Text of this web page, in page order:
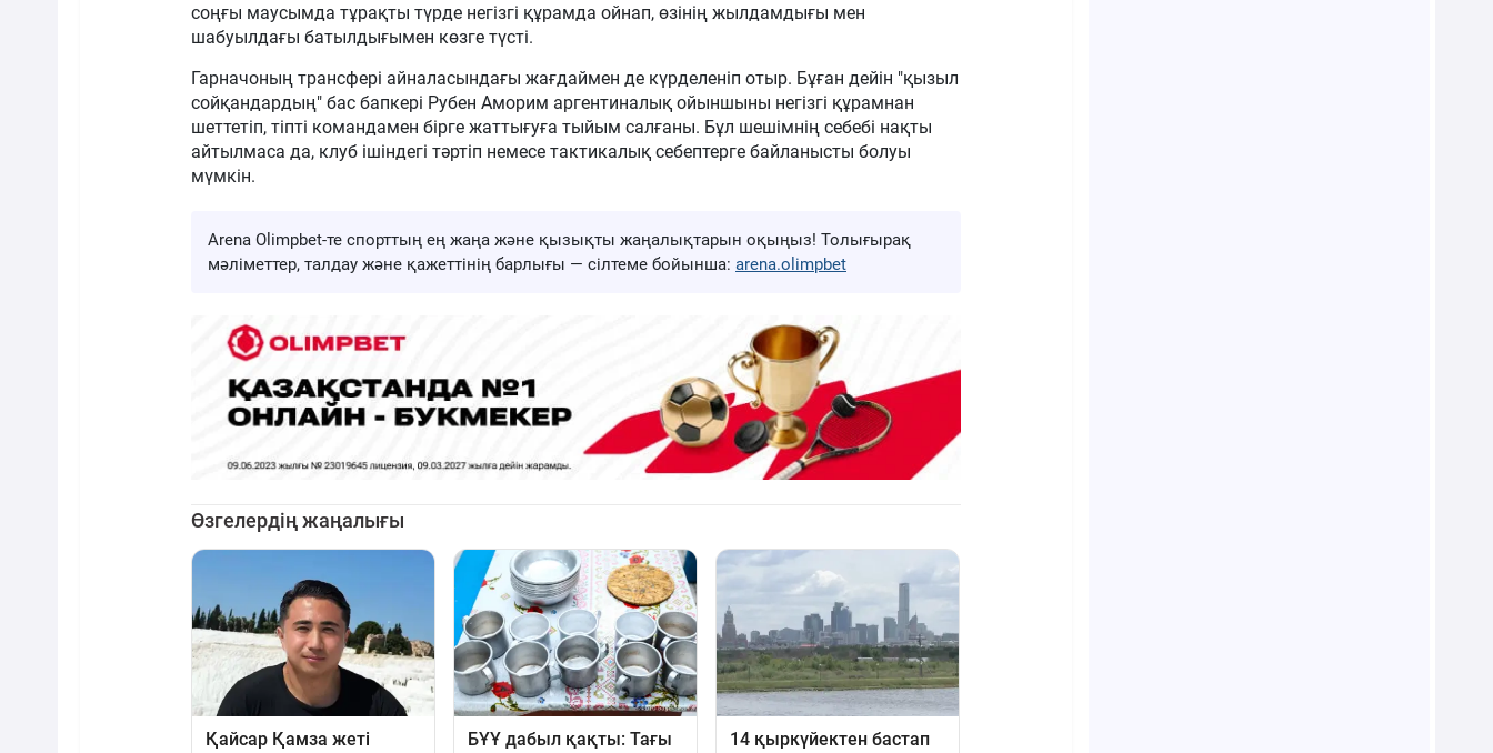
соңғы маусымда тұрақты түрде негізгі құрамда ойнап, өзінің жылдамдығы мен
шабуылдағы батылдығымен көзге түсті.
Гарначоның трансфері айналасындағы жағдаймен де күрделеніп отыр. Бұған дейін "қызыл
сойқандардың" бас бапкері Рубен Аморим аргентиналық ойыншыны негізгі құрамнан
шеттетіп, тіпті командамен бірге жаттығуға тыйым салғаны. Бұл шешімнің себебі нақты
айтылмаса да, клуб ішіндегі тәртіп немесе тактикалық себептерге байланысты болуы
мүмкін.
Arena Olimpbet-те спорттың ең жаңа және қызықты жаңалықтарын оқыңыз! Толығырақ
мәліметтер, талдау және қажеттінің барлығы — сілтеме бойынша: arena.olimpbet